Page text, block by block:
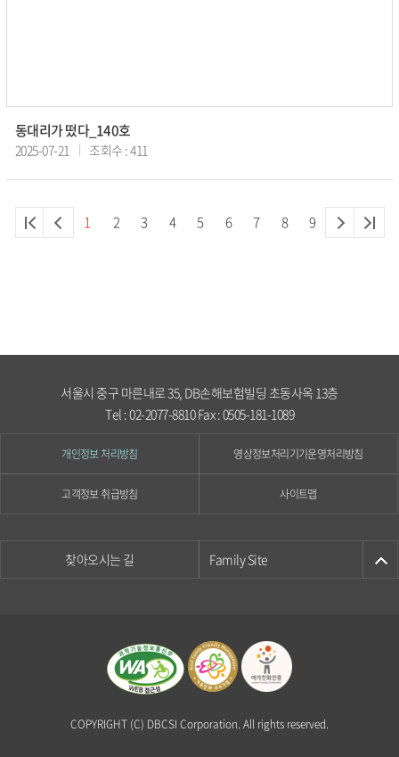
동대리가 떴다_140호
2025-07-21 조회수 : 411
1 2 3 4 5 6 7 8 9
서울시 중구 마른내로 35, DB손해보험빌딩 초동사옥 13층
Tel : 02-2077-8810 Fax : 0505-181-1089
개인정보 처리방침 영상정보처리기기운영처리방침
고객정보 취급방침 사이트맵
찾아오시는 길 Family Site
COPYRIGHT (C) DBCSI Corporation. All rights reserved.